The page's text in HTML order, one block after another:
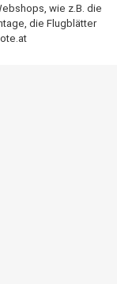
wie z.B. die
die Flugblätter